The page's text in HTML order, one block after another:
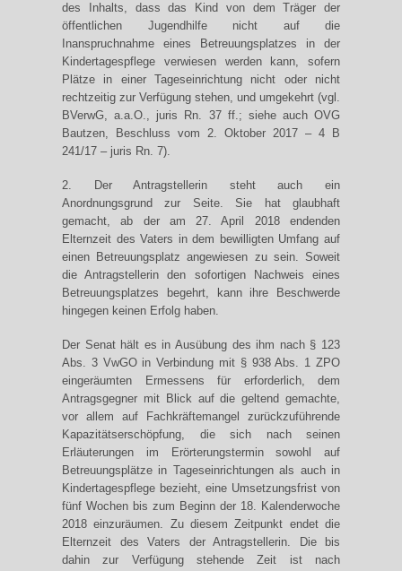
des Inhalts, dass das Kind von dem Träger der
öffentlichen Jugendhilfe nicht auf die
Inanspruchnahme eines Betreuungsplatzes in der
Kindertagespflege verwiesen werden kann, sofern
Plätze in einer Tageseinrichtung nicht oder nicht
rechtzeitig zur Verfügung stehen, und umgekehrt (vgl.
BVerwG, a.a.O., juris Rn. 37 ff.; siehe auch OVG
Bautzen, Beschluss vom 2. Oktober 2017 – 4 B
241/17 – juris Rn. 7).
2. Der Antragstellerin steht auch ein
Anordnungsgrund zur Seite. Sie hat glaubhaft
gemacht, ab der am 27. April 2018 endenden
Elternzeit des Vaters in dem bewilligten Umfang auf
einen Betreuungsplatz angewiesen zu sein. Soweit
die Antragstellerin den sofortigen Nachweis eines
Betreuungsplatzes begehrt, kann ihre Beschwerde
hingegen keinen Erfolg haben.
Der Senat hält es in Ausübung des ihm nach § 123
Abs. 3 VwGO in Verbindung mit § 938 Abs. 1 ZPO
eingeräumten Ermessens für erforderlich, dem
Antragsgegner mit Blick auf die geltend gemachte,
vor allem auf Fachkräftemangel zurückzuführende
Kapazitätserschöpfung, die sich nach seinen
Erläuterungen im Erörterungstermin sowohl auf
Betreuungsplätze in Tageseinrichtungen als auch in
Kindertagespflege bezieht, eine Umsetzungsfrist von
fünf Wochen bis zum Beginn der 18. Kalenderwoche
2018 einzuräumen. Zu diesem Zeitpunkt endet die
Elternzeit des Vaters der Antragstellerin. Die bis
dahin zur Verfügung stehende Zeit ist nach